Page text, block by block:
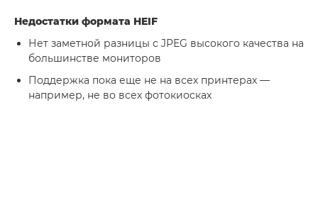
Недостатки формата HEIF
Нет заметной разницы с JPEG высокого качества на
большинстве мониторов
Поддержка пока еще не на всех принтерах —
например, не во всех фотокиосках